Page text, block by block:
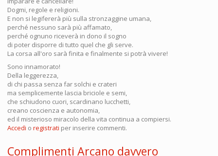
Dogmi, regole e religioni.
E non si legifererà più sulla stronzaggine umana,
perché nessuno sarà più affamato,
perché ognuno riceverà in dono il sogno
di poter disporre di tutto quel che gli serve.
La corsa all'oro sarà finita e finalmente si potrà vivere!
Sono innamorato!
Della leggerezza,
di chi passa senza far solchi e crateri
ma semplicemente lascia briciole e semi,
che schiudono cuori, scardinano lucchetti,
creano coscienza e autonomia,
ed il misterioso miracolo della vita continua a compiersi.
Accedi o registrati per inserire commenti.
Complimenti Arcano davvero